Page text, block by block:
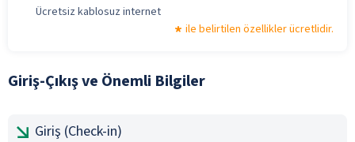
Ücretsiz kablosuz internet
ile belirtilen özellikler ücretlidir.
Giriş-Çıkış ve Önemli Bilgiler
Giriş (Check-in)